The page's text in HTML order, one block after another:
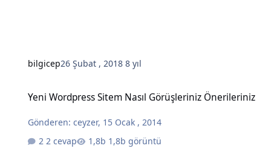
bilgicep26 Şubat , 20188 yıl
Yeni Wordpress Sitem Nasıl Görüşleriniz Önerileriniz
Gönderen:ceyzer, 15 Ocak , 2014
2 cevap
1,8b görüntü